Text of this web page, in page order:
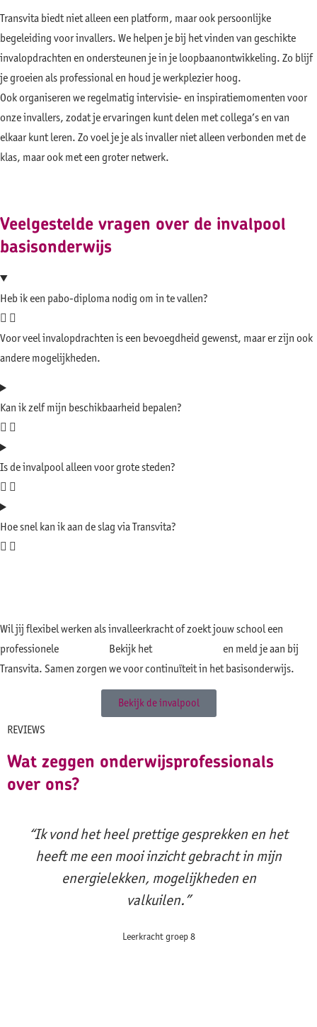
Transvita biedt niet alleen een platform, maar ook persoonlijke
begeleiding voor invallers. We helpen je bij het vinden van geschikte
invalopdrachten en ondersteunen je in je loopbaanontwikkeling. Zo blijf
je groeien als professional en houd je werkplezier hoog.
Ook organiseren we regelmatig intervisie- en inspiratiemomenten voor
onze invallers, zodat je ervaringen kunt delen met collega’s en van
elkaar kunt leren. Zo voel je je als invaller niet alleen verbonden met de
klas, maar ook met een groter netwerk.
Veelgestelde vragen over de invalpool
basisonderwijs
Heb ik een pabo-diploma nodig om in te vallen?
Voor veel invalopdrachten is een bevoegdheid gewenst, maar er zijn ook
andere mogelijkheden.
Kan ik zelf mijn beschikbaarheid bepalen?
Is de invalpool alleen voor grote steden?
Hoe snel kan ik aan de slag via Transvita?
Wil jij flexibel werken als invalleerkracht of zoekt jouw school een
professionele
Bekijk het
en meld je aan bij
Transvita. Samen zorgen we voor continuïteit in het basisonderwijs.
Bekijk de invalpool
REVIEWS
Wat zeggen onderwijsprofessionals
over ons?
“Ik vond het heel prettige gesprekken en het
heeft me een mooi inzicht gebracht in mijn
energielekken, mogelijkheden en
valkuilen.”
Leerkracht groep 8